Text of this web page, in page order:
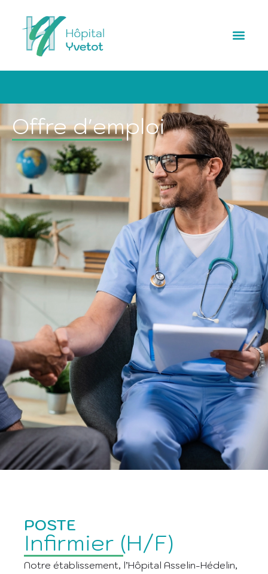
Offre d'emploi
POSTE
Infirmier (H/F)
Notre établissement, l’Hôpital Asselin-Hédelin,